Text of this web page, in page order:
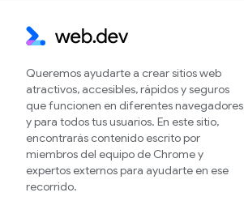
Queremos ayudarte a crear sitios web
atractivos, accesibles, rápidos y seguros
que funcionen en diferentes navegadores
y para todos tus usuarios. En este sitio,
encontrarás contenido escrito por
miembros del equipo de Chrome y
expertos externos para ayudarte en ese
recorrido.